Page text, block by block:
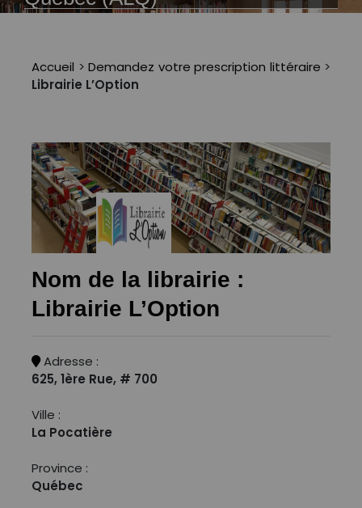
Accueil > Demandez votre prescription littéraire >
Librairie L’Option
Nom de la librairie :
Librairie L’Option
Adresse :
625, 1ère Rue, # 700
Ville :
La Pocatière
Province :
Québec